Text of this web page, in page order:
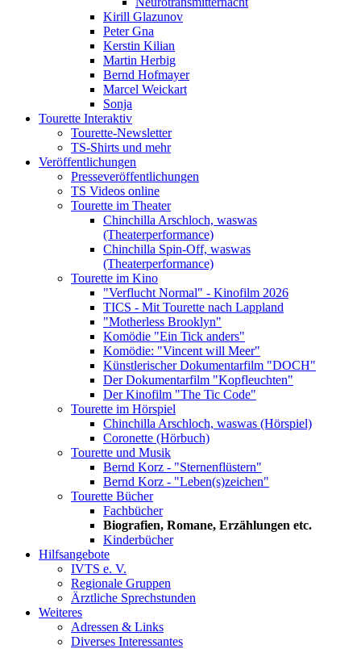
Kirill Glazunov
Peter Gna
Kerstin Kilian
Martin Herbig
Bernd Hofmayer
Marcel Weickart
Sonja
Tourette Interaktiv
Tourette-Newsletter
TS-Shirts und mehr
Veröffentlichungen
Presseveröffentlichungen
TS Videos online
Tourette im Theater
Chinchilla Arschloch, waswas
(Theaterperformance)
Chinchilla Spin-Off, waswas
(Theaterperformance)
Tourette im Kino
"Verflucht Normal" - Kinofilm 2026
TICS - Mit Tourette nach Lappland
"Motherless Brooklyn"
Komödie "Ein Tick anders"
Komödie: "Vincent will Meer"
Künstlerischer Dokumentarfilm "DOCH"
Der Dokumentarfilm "Kopfleuchten"
Der Kinofilm "The Tic Code"
Tourette im Hörspiel
Chinchilla Arschloch, waswas (Hörspiel)
Coronette (Hörbuch)
Tourette und Musik
Bernd Korz - "Sternenflüstern"
Bernd Korz - "Leben(s)zeichen"
Tourette Bücher
Fachbücher
Biografien, Romane, Erzählungen etc.
Kinderbücher
Hilfsangebote
IVTS e. V.
Regionale Gruppen
Ärztliche Sprechstunden
Weiteres
Adressen & Links
Diverses Interessantes